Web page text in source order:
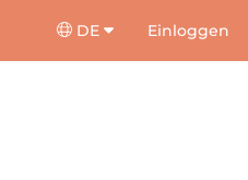
DE Einloggen